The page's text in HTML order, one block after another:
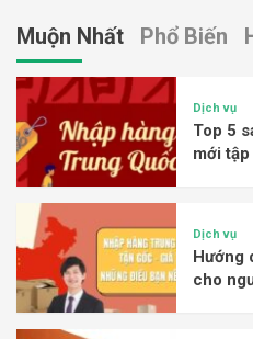
Muộn Nhất Phổ Biến
Dịch vụ
Top 5
mới
Dịch vụ
Hướng
cho